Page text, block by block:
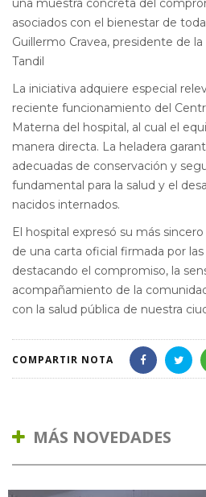
una muestra concreta del
asociados con el bienestar de
Guillermo Cravea, presidente de
Tandil
La iniciativa adquiere especial
reciente funcionamiento del
Materna del hospital, al cual el
manera directa. La heladera
adecuadas de conservación y
fundamental para la salud y el
nacidos internados.
El hospital expresó su más
de una carta oficial firmada por
destacando el compromiso, la
acompañamiento de la
con la salud pública de nuestra
COMPARTIR NOTA
MÁS NOVEDADES